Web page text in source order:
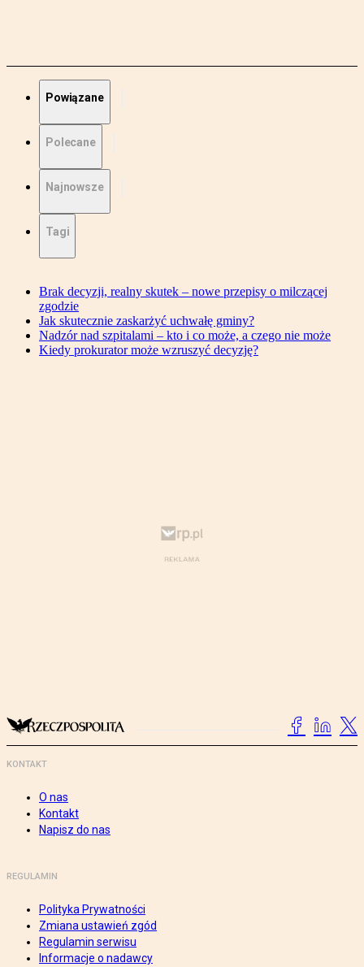
Powiązane
Polecane
Najnowsze
Tagi
Brak decyzji, realny skutek – nowe przepisy o milczącej
zgodzie
Jak skutecznie zaskarżyć uchwałę gminy?
Nadzór nad szpitalami – kto i co może, a czego nie może
Kiedy prokurator może wzruszyć decyzję?
KONTAKT
O nas
Kontakt
Napisz do nas
REGULAMIN
Polityka Prywatności
Zmiana ustawień zgód
Regulamin serwisu
Informacje o nadawcy